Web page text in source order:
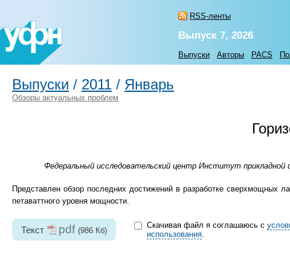
RSS-ленты
Выпуск 7, 2026
Выпуски Авторы PACS
Выпуски / 2011 / Январь
Обзоры актуальных проблем
Федеральный исследовательский центр Институт прикладной
Представлен обзор последних достижений в разработке сверхмощных
петаваттного уровня мощности.
Текст pdf (986 Кб)
Скачивая файл я соглашаюсь с
использования.